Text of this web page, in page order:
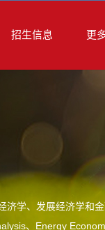
招生信息 更
学、发展经济学和
、Energy